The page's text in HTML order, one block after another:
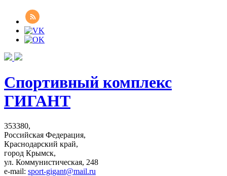
Спортивный комплекс
ГИГАНТ
353380,
Российская Федерация,
Краснодарский край,
город Крымск,
ул. Коммунистическая, 248
e-mail: sport-gigant@mail.ru